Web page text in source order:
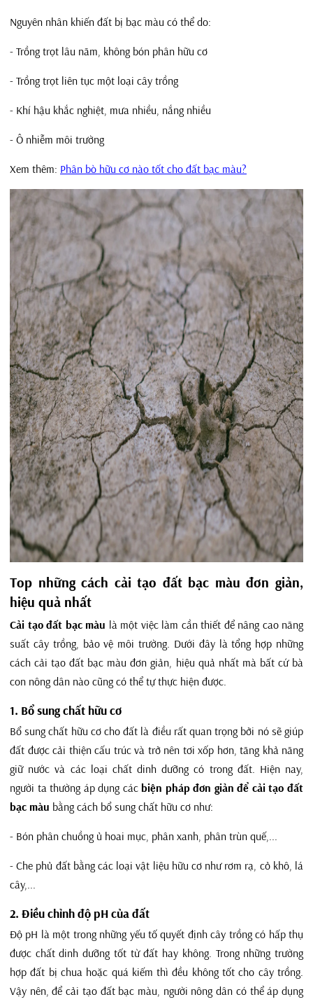
Nguyên nhân khiến đất bị bạc màu có thể do:
- Trồng trọt lâu năm, không bón phân hữu cơ
- Trồng trọt liên tục một loại cây trồng
- Khí hậu khắc nghiệt, mưa nhiều, nắng nhiều
- Ô nhiễm môi trường
Xem thêm: Phân bò hữu cơ nào tốt cho đất bạc màu?
Top những cách cải tạo đất bạc màu đơn giản,
hiệu quả nhất
Cải tạo đất bạc màu là một việc làm cần thiết để nâng cao năng
suất cây trồng, bảo vệ môi trường. Dưới đây là tổng hợp những
cách cải tạo đất bạc màu đơn giản, hiệu quả nhất mà bất cứ bà
con nông dân nào cũng có thể tự thực hiện được.
1. Bổ sung chất hữu cơ
Bổ sung chất hữu cơ cho đất là điều rất quan trọng bởi nó sẽ giúp
đất được cải thiện cấu trúc và trở nên tơi xốp hơn, tăng khả năng
giữ nước và các loại chất dinh dưỡng có trong đất. Hiện nay,
người ta thường áp dụng các biện pháp đơn giản để cải tạo đất
bạc màu bằng cách bổ sung chất hữu cơ như:
- Bón phân chuồng ủ hoai mục, phân xanh, phân trùn quế,...
- Che phủ đất bằng các loại vật liệu hữu cơ như rơm rạ, cỏ khô, lá
cây,...
2. Điều chỉnh độ pH của đất
Độ pH là một trong những yếu tố quyết định cây trồng có hấp thụ
được chất dinh dưỡng tốt từ đất hay không. Trong những trường
hợp đất bị chua hoặc quá kiếm thì đều không tốt cho cây trồng.
Vậy nên, để cải tạo đất bạc màu, người nông dân có thể áp dụng